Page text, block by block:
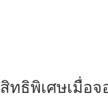
สิทธิพิเศษเมื่อจ